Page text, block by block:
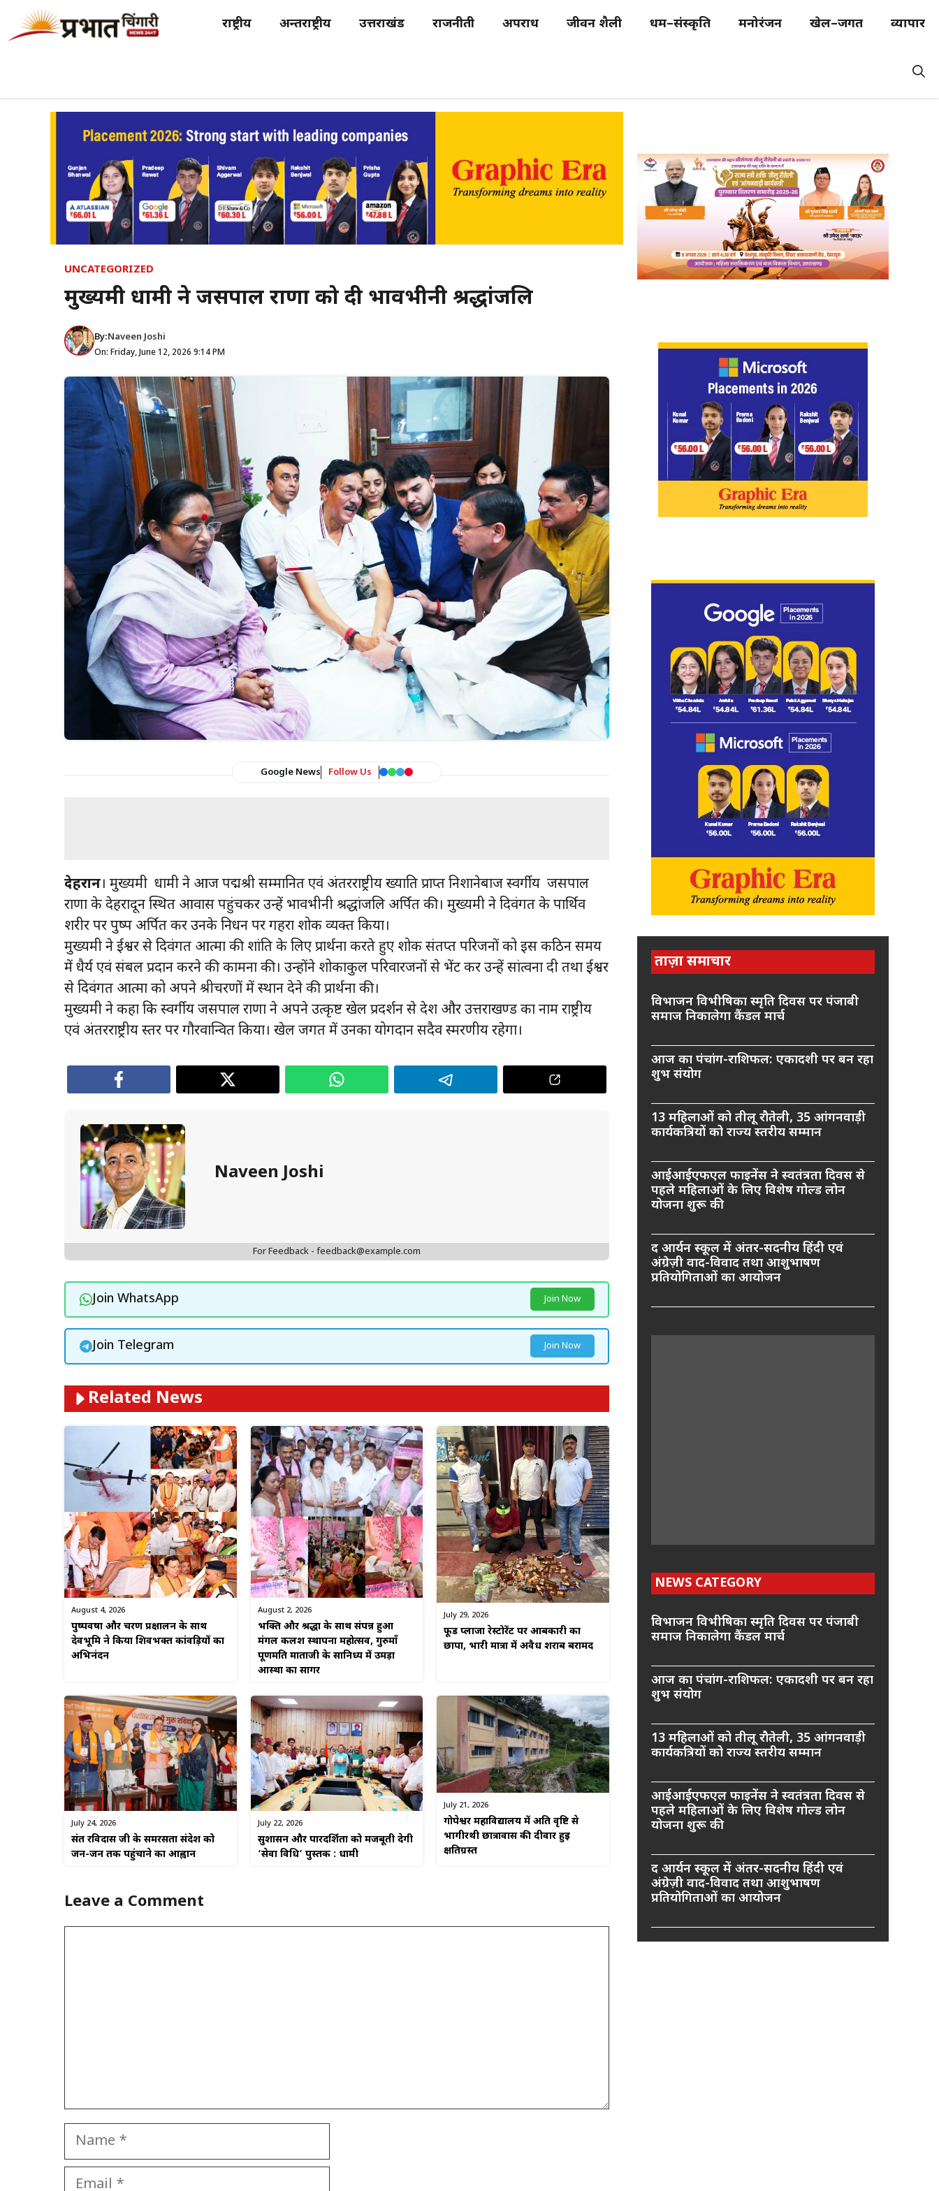
राष्ट्रीय अन्तर्राष्ट्रीय उत्तराखंड राजनीती अपराध जीवन शैली धर्म–संस्कृति मनोरंजन खेल–जगत व्यापार
UNCATEGORIZED
मुख्यमंत्री धामी ने जसपाल राणा को दी भावभीनी श्रद्धांजलि
By:Naveen Joshi
On: Friday, June 12, 2026 9:14 PM
Google News Follow Us
देहरादून। मुख्यमंत्री धामी ने आज पद्मश्री सम्मानित एवं अंतरराष्ट्रीय ख्याति प्राप्त निशानेबाज स्वर्गीय जसपाल
राणा के देहरादून स्थित आवास पहुंचकर उन्हें भावभीनी श्रद्धांजलि अर्पित की। मुख्यमंत्री ने दिवंगत के पार्थिव
शरीर पर पुष्प अर्पित कर उनके निधन पर गहरा शोक व्यक्त किया।
मुख्यमंत्री ने ईश्वर से दिवंगत आत्मा की शांति के लिए प्रार्थना करते हुए शोक संतप्त परिजनों को इस कठिन समय
में धैर्य एवं संबल प्रदान करने की कामना की। उन्होंने शोकाकुल परिवारजनों से भेंट कर उन्हें सांत्वना दी तथा ईश्वर
से दिवंगत आत्मा को अपने श्रीचरणों में स्थान देने की प्रार्थना की।
मुख्यमंत्री ने कहा कि स्वर्गीय जसपाल राणा ने अपने उत्कृष्ट खेल प्रदर्शन से देश और उत्तराखण्ड का नाम राष्ट्रीय
एवं अंतरराष्ट्रीय स्तर पर गौरवान्वित किया। खेल जगत में उनका योगदान सदैव स्मरणीय रहेगा।
Naveen Joshi
For Feedback - feedback@example.com
Join WhatsApp Join Now
Join Telegram Join Now
Related News
August 4, 2026
पुष्पवर्षा और चरण प्रक्षालन के साथ
देवभूमि ने किया शिवभक्त कांवड़ियों का
अभिनंदन
August 2, 2026
भक्ति और श्रद्धा के साथ संपन्न हुआ
मंगल कलश स्थापना महोत्सव, गुरुमाँ
पूर्णमति माताजी के सानिध्य में उमड़ा
आस्था का सागर
July 29, 2026
फूड प्लाजा रेस्टोरेंट पर आबकारी का
छापा, भारी मात्रा में अवैध शराब बरामद
July 24, 2026
संत रविदास जी के समरसता संदेश को
जन-जन तक पहुंचाने का आह्वान
July 22, 2026
सुशासन और पारदर्शिता को मजबूती देगी
‘सेवा विधि’ पुस्तक : धामी
July 21, 2026
गोपेश्वर महाविद्यालय में अति वृष्टि से
भागीरथी छात्रावास की दीवार हुई
क्षतिग्रस्त
Leave a Comment
Name
Email
ताज़ा समाचार
विभाजन विभीषिका स्मृति दिवस पर पंजाबी
समाज निकालेगा कैंडल मार्च
आज का पंचांग-राशिफल: एकादशी पर बन रहा
शुभ संयोग
13 महिलाओं को तीलू रौतेली, 35 आंगनवाड़ी
कार्यकत्रियों को राज्य स्तरीय सम्मान
आईआईएफएल फाइनेंस ने स्वतंत्रता दिवस से
पहले महिलाओं के लिए विशेष गोल्ड लोन
योजना शुरू की
द आर्यन स्कूल में अंतर-सदनीय हिंदी एवं
अंग्रेज़ी वाद-विवाद तथा आशुभाषण
प्रतियोगिताओं का आयोजन
NEWS CATEGORY
विभाजन विभीषिका स्मृति दिवस पर पंजाबी
समाज निकालेगा कैंडल मार्च
आज का पंचांग-राशिफल: एकादशी पर बन रहा
शुभ संयोग
13 महिलाओं को तीलू रौतेली, 35 आंगनवाड़ी
कार्यकत्रियों को राज्य स्तरीय सम्मान
आईआईएफएल फाइनेंस ने स्वतंत्रता दिवस से
पहले महिलाओं के लिए विशेष गोल्ड लोन
योजना शुरू की
द आर्यन स्कूल में अंतर-सदनीय हिंदी एवं
अंग्रेज़ी वाद-विवाद तथा आशुभाषण
प्रतियोगिताओं का आयोजन